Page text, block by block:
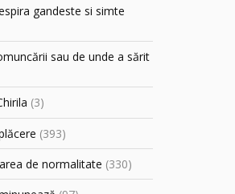
gandeste si simte
sau de unde a sărit
(3)
(393)
de normalitate (330)